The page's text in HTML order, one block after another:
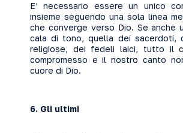
E’ necessario essere un unico
insieme seguendo una sola linea
che converge verso Dio. Se anche
cala di tono, quella dei sacerdoti,
religiose, dei fedeli laici, tutto il
compromesso e il nostro canto
cuore di Dio.
6. Gli ultimi